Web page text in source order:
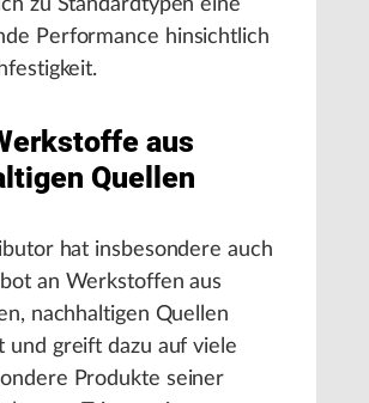
zu Standardtypen eine
Performance hinsichtlich
aus
Quellen
hat insbesondere auch
an Werkstoffen aus
nachhaltigen Quellen
und greift dazu auf viele
Produkte seiner